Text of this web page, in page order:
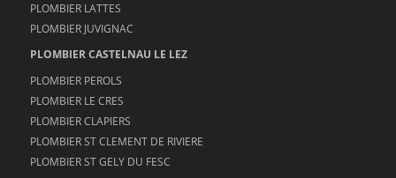
PLOMBIER LATTES
PLOMBIER JUVIGNAC
PLOMBIER CASTELNAU LE LEZ
PLOMBIER PEROLS
PLOMBIER LE CRES
PLOMBIER CLAPIERS
PLOMBIER ST CLEMENT DE RIVIERE
PLOMBIER ST GELY DU FESC